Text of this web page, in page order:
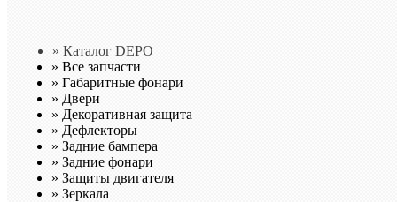
» Каталог DEPO
» Все запчасти
» Габаритные фонари
» Двери
» Декоративная защита
» Дефлекторы
» Задние бампера
» Задние фонари
» Защиты двигателя
» Зеркала